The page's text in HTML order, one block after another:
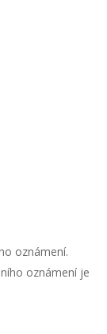
oznámení.
oznámení je